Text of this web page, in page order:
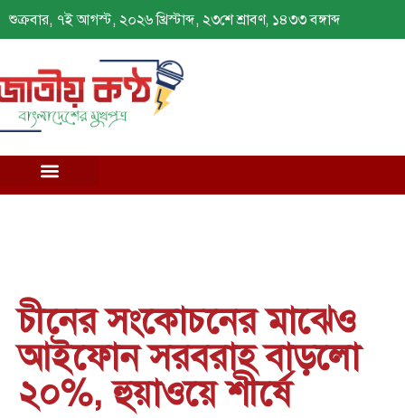
শুক্রবার, ৭ই আগস্ট, ২০২৬ খ্রিস্টাব্দ, ২৩শে শ্রাবণ, ১৪৩৩ বঙ্গাব্দ
চীনের সংকোচনের মাঝেও
আইফোন সরবরাহ বাড়লো
২০%, হুয়াওয়ে শীর্ষে